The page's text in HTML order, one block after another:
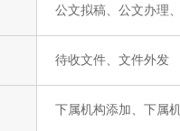
公文拟稿、公文办理
待收文件、文件外发
下属机构添加、下属